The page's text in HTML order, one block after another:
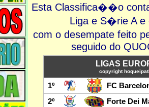
Esta Classifica��o
Liga e S�rie A
com o desempate feito
seguido do